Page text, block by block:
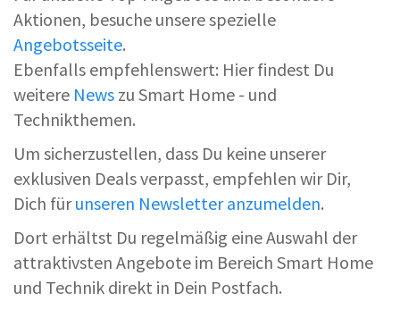
Aktionen, besuche unsere spezielle
Angebotsseite.
Ebenfalls empfehlenswert: Hier findest Du
weitere News zu Smart Home - und
Technikthemen.
Um sicherzustellen, dass Du keine unserer
exklusiven Deals verpasst, empfehlen wir Dir,
Dich fürunseren Newsletter anzumelden.
Dort erhältst Du regelmäßig eine Auswahl der
attraktivsten Angebote im Bereich Smart Home
und Technik direkt in Dein Postfach.